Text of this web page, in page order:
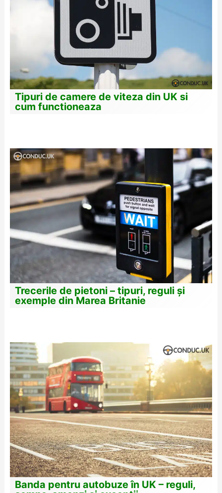
Tipuri de camere de viteza din UK si
cum functioneaza
Trecerile de pietoni – tipuri, reguli și
exemple din Marea Britanie
Banda pentru autobuze în UK – reguli,